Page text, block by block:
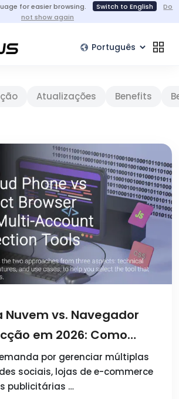
for easier browsing. Switch to English
Do
not show again
Atualizações Benefits
Nuvem vs. Navegador
em 2026: Como
de
Multicontas
por gerenciar múltiplas
sociais, lojas de e-commerce
publicitárias …